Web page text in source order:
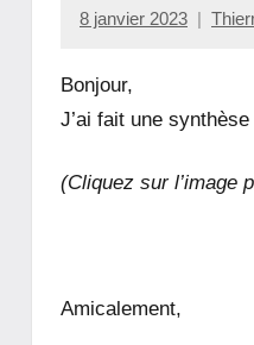
8 janvier 2023
Bonjour,
J’ai fait une
(Cliquez sur l’image
Amicalement,